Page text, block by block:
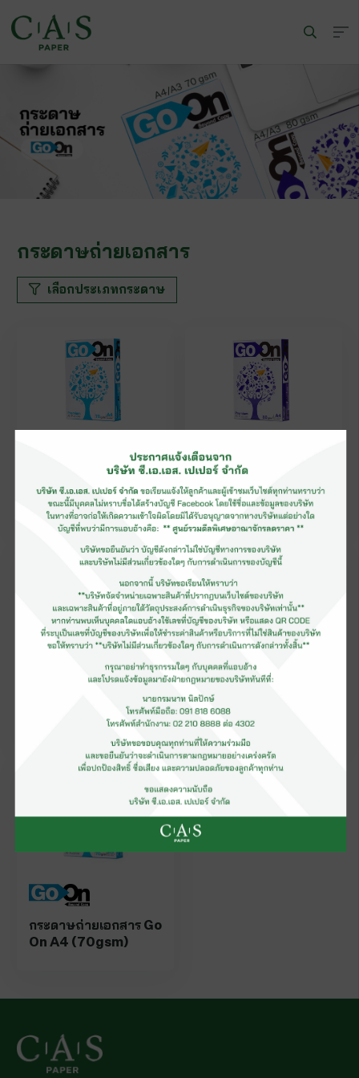
กระดาษถ่ายเอกสาร
เลือกประเภทกระดาษ
กระดาษถ่ายเอกสาร Go
On A4 (70gsm) (รีม)
กระดาษถ่ายเอกสาร Go
On A4 (80gsm) (รีม)
กระดาษถ่ายเอกสาร Go
On A3 (80gsm) (รีม)
กระดาษถ่ายเอกสาร Go
On A3 (70gsm) (รีม)
กระดาษถ่ายเอกสาร Go
On A4 (70gsm)